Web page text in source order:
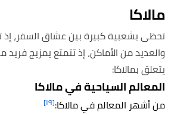
مالاكا
تحظى بشعبية كبيرة بين عشاق السفر، إذ
والعديد من الأماكن، إذ تتمتع يمزيج
يتعلق بمالاكا:
المعالم السياحية في مالاكا
من أشهر المعالم في مالاكا:[١٩]